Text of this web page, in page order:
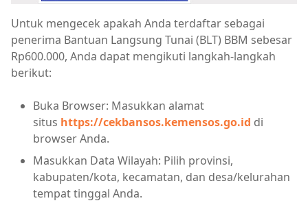
Untuk mengecek apakah Anda terdaftar sebagai
penerima Bantuan Langsung Tunai (BLT) BBM sebesar
Rp600.000, Anda dapat mengikuti langkah-langkah
berikut:
Buka Browser: Masukkan alamat
situs https://cekbansos.kemensos.go.id di
browser Anda.
Masukkan Data Wilayah: Pilih provinsi,
kabupaten/kota, kecamatan, dan desa/kelurahan
tempat tinggal Anda.